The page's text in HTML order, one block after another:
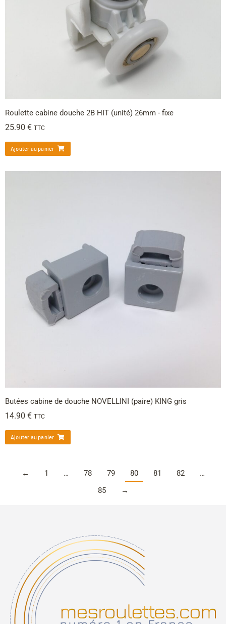
Roulette cabine douche 2B HIT (unité) 26mm - fixe
25.90 € TTC
Ajouter au panier
Butées cabine de douche NOVELLINI (paire) KING gris
14.90 € TTC
Ajouter au panier
← 1 … 78 79 80 81 82
…
85
→